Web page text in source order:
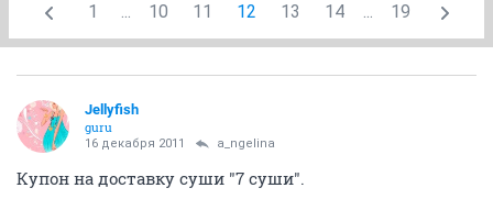
1 ... 10 11 12 13 14 ... 19
Jellyfish
guru
16 декабря 2011 a_ngelina
Купон на доставку суши "7 суши".